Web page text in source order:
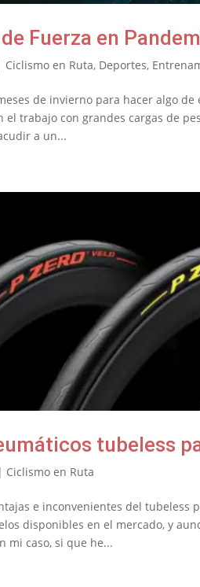
Fuerza en
Ciclismo en Ruta, Deportes,
de invierno para hacer algo
trabajo con grandes cargas de
a un...
tubeless
| Ciclismo en Ruta
e inconvenientes del
disponibles en el mercado, y
mi caso, si que he...